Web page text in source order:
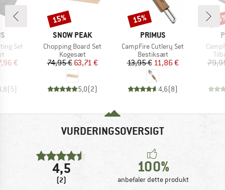
Set
pris
€
(5)
MÆRKE
SNOW PEAK
Artikel
Chopping Board Set
Produktgruppe
Kogesæt
Pris
74,95 €Nedsat pris
63,71 €
5,0(2)
Rabat
15%
MÆRKE
PRIMUS
Artikel
CampFire Cutlery Set
Produktgruppe
Bestiksæt
Pris
13,95 €Nedsat pris
11,86 €
4,6(8)
Rabat
15%
Artikel
VURDERINGSOVERSIGT
4,5
(2)
100%
anbefaler dette produkt